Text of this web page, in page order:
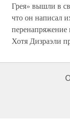
Грея» вышли в
что он написал
перенапряжение
Хотя Дизраэли